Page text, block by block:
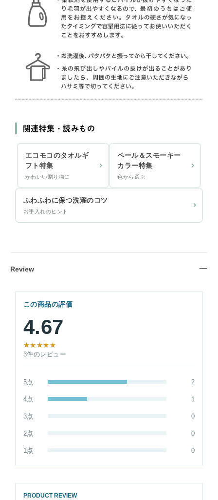
関連特集・読みもの
エコモコのタオルギ
フト特集
かわいい贈り物に
ペール＆スモーキー
カラー特集
色から選ぶ
ふわふわに保つ洗濯のコツ
お手入れのヒント
Review
この商品の評価
4.67
★★★★★
3件のレビュー
5点 2
4点 1
3点 0
2点 0
1点 0
PRODUCT REVIEW